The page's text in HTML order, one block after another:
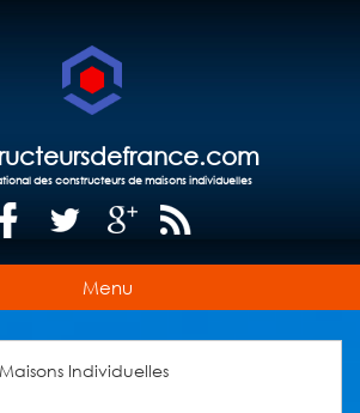
des constructeurs de maisons individuelles
Menu
Individuelles